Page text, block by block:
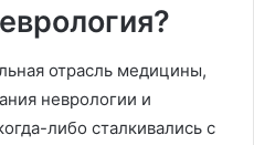
отрасль медицины,
неврологии и
либо сталкивались с